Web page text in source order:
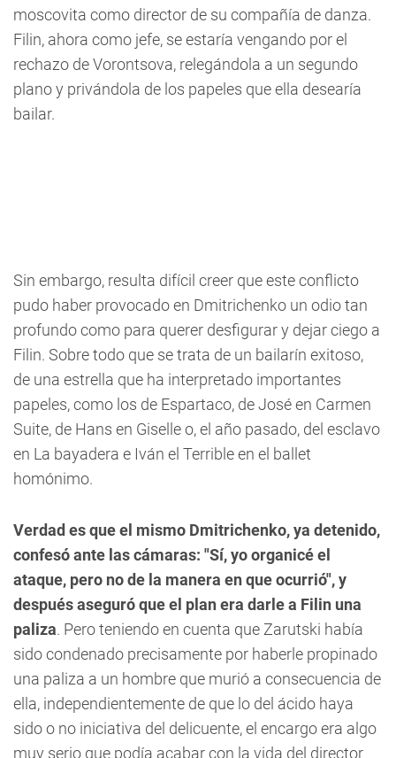
moscovita como director de su compañía de danza.
Filin, ahora como jefe, se estaría vengando por el
rechazo de Vorontsova, relegándola a un segundo
plano y privándola de los papeles que ella desearía
bailar.
Sin embargo, resulta difícil creer que este conflicto
pudo haber provocado en Dmitrichenko un odio tan
profundo como para querer desfigurar y dejar ciego a
Filin. Sobre todo que se trata de un bailarín exitoso,
de una estrella que ha interpretado importantes
papeles, como los de Espartaco, de José en Carmen
Suite, de Hans en Giselle o, el año pasado, del esclavo
en La bayadera e Iván el Terrible en el ballet
homónimo.
Verdad es que el mismo Dmitrichenko, ya detenido,
confesó ante las cámaras: "Sí, yo organicé el
ataque, pero no de la manera en que ocurrió", y
después aseguró que el plan era darle a Filin una
paliza. Pero teniendo en cuenta que Zarutski había
sido condenado precisamente por haberle propinado
una paliza a un hombre que murió a consecuencia de
ella, independientemente de que lo del ácido haya
sido o no iniciativa del delicuente, el encargo era algo
muy serio que podía acabar con la vida del director